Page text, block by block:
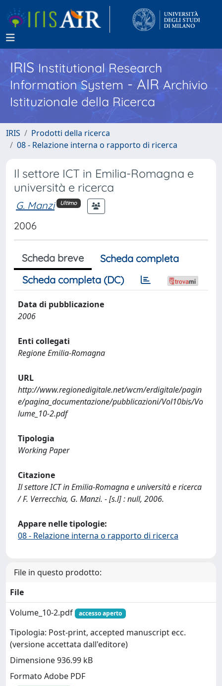
IRISInstitutional Research
Information System - AIR Archivio
Istituzionale della Ricerca
IRIS
Prodotti della ricerca
08 - Relazione interna o rapporto di ricerca
Il settore ICT in Emilia-Romagna e
università e ricerca
G. Manzi Ultimo
2006
Scheda breve
Scheda completa
Scheda completa (DC)
Data di pubblicazione
2006
Enti collegati
Regione Emilia-Romagna
URL
http://www.regionedigitale.net/wcm/erdigitale/pagin
e/pagina_documentazione/pubblicazioni/Vol10bis/Vo
lume_10-2.pdf
Tipologia
Working Paper
Citazione
Il settore ICT in Emilia-Romagna e università e ricerca
/ F. Verrecchia, G. Manzi. - [s.l] : null, 2006.
Appare nelle tipologie:
08 - Relazione interna o rapporto di ricerca
File in questo prodotto:
File
Volume_10-2.pdf
accesso aperto
Tipologia: Post-print, accepted manuscript ecc.
(versione accettata dall'editore)
Dimensione 936.99 kB
Formato Adobe PDF